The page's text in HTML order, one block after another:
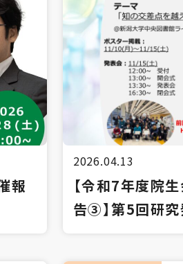
報
2026.04.13
【令和7年度院
告③】第5回研究